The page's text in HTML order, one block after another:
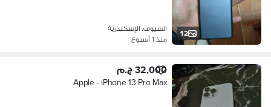
12
السيوف، الإسكندرية
منذ 1 أسبوع
32,000 ج.م
Apple - iPhone 13 Pro Max